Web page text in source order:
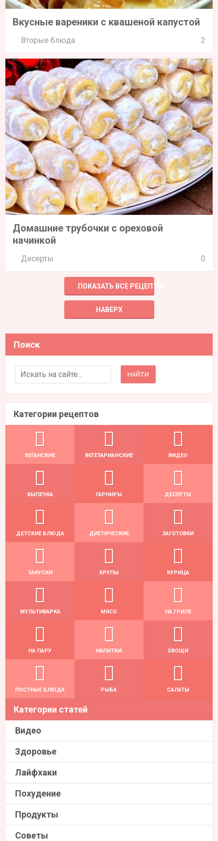
Вкусные вареники с квашеной капустой
Вторые блюда 2
Домашние трубочки с ореховой
начинкой
Десерты 0
ПОКАЗАТЬ ВСЕ РЕЦЕПТЫ
НАВЕРХ
Поиск
Search for:
Категории рецептов
ВЕГАНСКИЕ ВЕГЕТАРИАНСКИЕ ВИДЕО
ВЫПЕЧКА ГАРНИРЫ ДЕСЕРТЫ
ДЕТСКИЕ БЛЮДА ДИЕТИЧЕСКИЕ ЗАГОТОВКИ
ЗАКУСКИ КРУПЫ КУРИЦА
МУЛЬТИВАРКА МЯСО НА ГРИЛЕ
НА ПАРУ НАПИТКИ ОВОЩИ
ПОСТНЫЕ БЛЮДА РЫБА САЛАТЫ
Категории статей
Видео
Здоровье
Лайфхаки
Похудение
Продукты
Советы